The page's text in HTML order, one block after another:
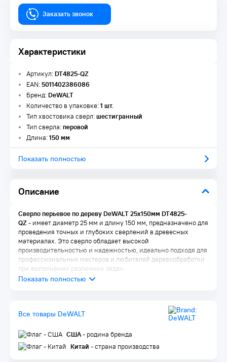
Заказать звонок
Характеристики
Описание
Артикул:DT4825-QZ
EAN:5011402386086
Бренд:DeWALT
Количество в упаковке:1 шт.
Тип хвостовика сверл:шестигранный
Тип сверла:перовой
Длина:150 мм
Показать полностью
Сверло перьевое по дереву DeWALT 25x150мм DT4825-
QZ- имеет диаметр 25 мм и длину 150 мм, предназначено для
проведения точных и глубоких сверлений в древесных
материалах. Это сверло обладает высокой
производительностью и надежностью, идеально подходя для
профессиональных мастеров и любителей деревообработки
при выполнении различных задач.
Все товары DeWALT
США- родина бренда
Китай - страна производства